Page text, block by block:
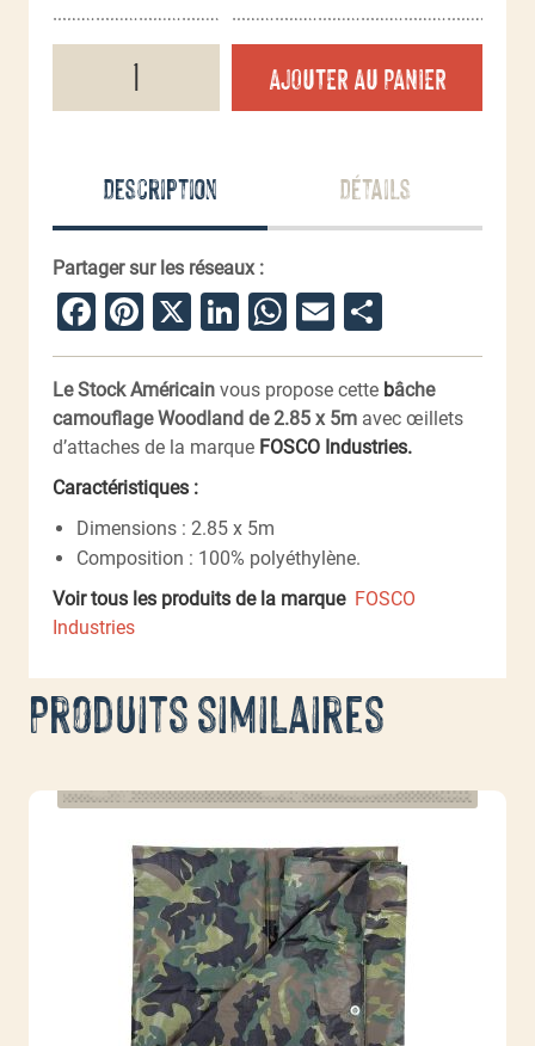
AJOUTER AU PANIER
Description Détails
Partager sur les réseaux :
Facebook
Pinterest
X LinkedIn
WhatsApp
Email
Le Stock Américain vous propose cette bâche
camouflage Woodland de 2.85 x 5m avec œillets
d’attaches de la marque FOSCO Industries.
Caractéristiques :
Dimensions : 2.85 x 5m
Composition : 100% polyéthylène.
Voir tous les produits de la marque FOSCO
Industries
Produits similaires